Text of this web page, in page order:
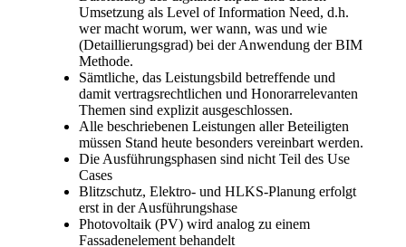
Umsetzung als Level of Information Need, d.h.
wer macht worum, wer wann, was und wie
(Detaillierungsgrad) bei der Anwendung der BIM
Methode.
Sämtliche, das Leistungsbild betreffende und
damit vertragsrechtlichen und Honorarrelevanten
Themen sind explizit ausgeschlossen.
Alle beschriebenen Leistungen aller Beteiligten
müssen Stand heute besonders vereinbart werden.
Die Ausführungsphasen sind nicht Teil des Use
Cases
Blitzschutz, Elektro- und HLKS-Planung erfolgt
erst in der Ausführungshase
Photovoltaik (PV) wird analog zu einem
Fassadenelement behandelt